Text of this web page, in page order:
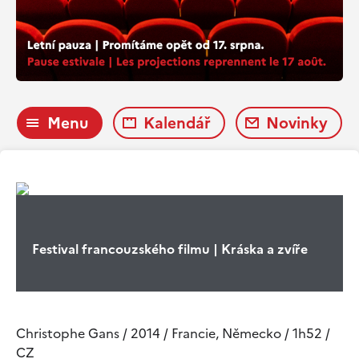
Menu Kalendář Novinky
Festival francouzského filmu | Kráska a zvíře
Christophe Gans / 2014 / Francie, Německo / 1h52 /
CZ